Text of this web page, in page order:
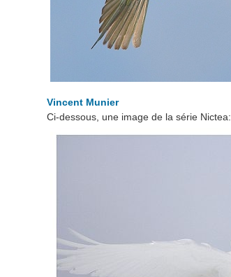
Vincent Munier
Ci-dessous, une image de la série Nictea: